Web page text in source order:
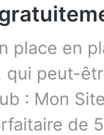
place en
qui peut-
: Mon
de